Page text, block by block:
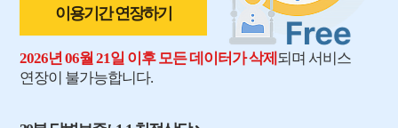
이용기간 연장하기
2026년 06월 21일 이후 모든 데이터가 삭제 되며 서비스
연장이 불가능합니다.